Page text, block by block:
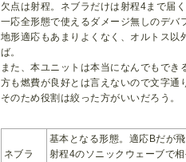
欠点は射程。ネブラだけは射程4まで届
一応全形態で使えるダメージ無しのデ
地形適応もあまりよくなく、オルトス
ば。
また、本ユニットは本当になんでもで
方も燃費が良好とは言えないので文字
そのため役割は絞った方がいいだろう。
ネブラ
基本となる形態。適応Bだが飛
射程4のソニックウェーブで